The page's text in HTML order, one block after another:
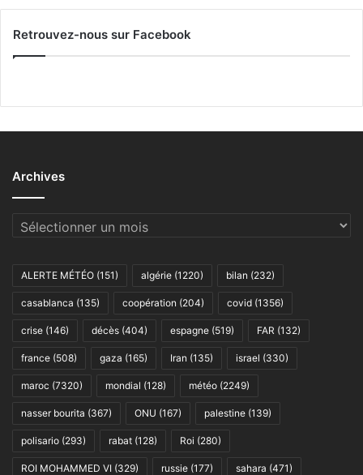
Retrouvez-nous sur Facebook
Archives
Archives
ALERTE MÉTÉO (151) algérie (1220) bilan (232)
casablanca (135) coopération (204) covid (1356)
crise (146) décès (404) espagne (519) FAR (132)
france (508) gaza (165) Iran (135) israel (330)
maroc (7320) mondial (128) météo (2249)
nasser bourita (367) ONU (167) palestine (139)
polisario (293) rabat (128) Roi (280)
ROI MOHAMMED VI (329) russie (177) sahara (471)